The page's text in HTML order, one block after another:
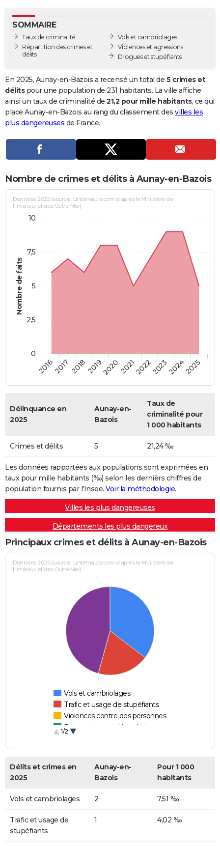
GUIDES D'ACHAT
BONS PLANS
Carte de Noël
Carte Bonne année
Carte Saint-Valentin
Carte Pâques
Carte d'anniversaire
DICTIONNAIRE
Dictionnaire
Biographies
Citations
Expressions
Proverbes
PROGRAMME TV
Se connecter
Entreprises
Service militaire
Avis de recherche
AVIS DE DÉCÈS
Bricolage
Lifestyle
Culture
Sport
Auto
Television
Voyage
Cinema
SOMMAIRE
Taux de criminalité
Répartition des crimes et
délits
Vols et cambriolages
Violences et agressions
Drogues et stupéfiants
En 2025, Aunay-en-Bazois a recensé un total de 5 crimes et
délitspour une population de 231 habitants. La ville affiche
ainsi un taux de criminalité de 21,2 pour mille habitants, ce qui
place Aunay-en-Bazois au rang du classement des villes les
plus dangereuses de France.
Nombre de crimes et délits à Aunay-en-Bazois
Nombre de faits
Données 2025 (source : Linternaute.com d'après le Ministère de
l'Intérieur et des Outre-Mer)
20162017 20182019202020212022202320242025
0
2,5
5
7,5
10
Délinquance en
2025
Aunay-en-
Bazois
Taux de
criminalité pour
1 000 habitants
Crimes et délits 5 21,24 ‰
Les données rapportées aux populations sont exprimées en
taux pour mille habitants (‰) selon les dernièrs chiffres de
population fournis par l'Insee. Voir la méthodologie.
Villes les plus dangereuses
Départements les plus dangereux
Principaux crimes et délits à Aunay-en-Bazois
Données 2025 (source : Linternaute.com d'après le Ministère de
l'Intérieur et des Outre-Mer)
Vols et cambriolages
Trafic et usage de stupéfiants
Violences contre des personnes
Destructions et dégradations
1/2
Délits et crimes en
2025
Aunay-en-
Bazois
Pour 1 000
habitants
Vols et cambriolages 2 7,51 ‰
Trafic et usage de
stupéfiants
1 4,02 ‰